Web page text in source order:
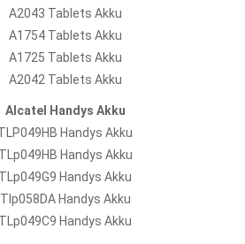
A2043 Tablets Akku
A1754 Tablets Akku
A1725 Tablets Akku
A2042 Tablets Akku
Alcatel Handys Akku
Handys Akku
TLp049HB Handys Akku
TLp049G9 Handys Akku
Tlp058DA Handys Akku
TLp049C9 Handys Akku